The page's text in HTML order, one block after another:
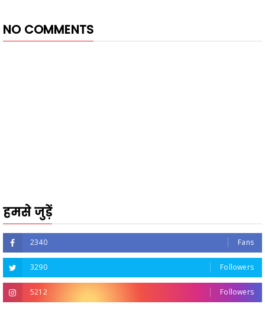
NO COMMENTS
हमसे जुड़ें
2340 Fans
3290 Followers
5212 Followers